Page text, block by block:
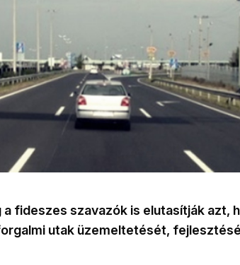
fideszes szavazók is elutasítják azt,
utak üzemeltetését,